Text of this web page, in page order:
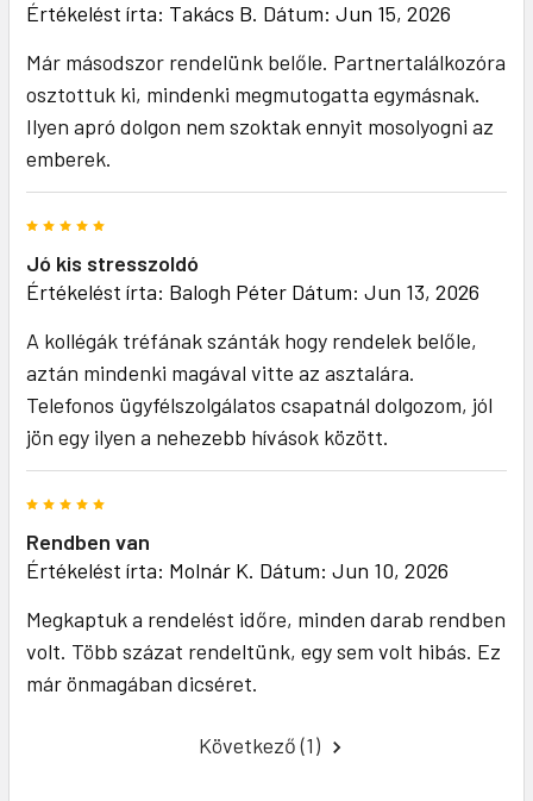
Értékelést írta: Takács B. Dátum: Jun 15, 2026
Már másodszor rendelünk belőle. Partnertalálkozóra
osztottuk ki, mindenki megmutogatta egymásnak.
Ilyen apró dolgon nem szoktak ennyit mosolyogni az
emberek.
Jó kis stresszoldó
Értékelést írta: Balogh Péter Dátum: Jun 13, 2026
A kollégák tréfának szánták hogy rendelek belőle,
aztán mindenki magával vitte az asztalára.
Telefonos ügyfélszolgálatos csapatnál dolgozom, jól
jön egy ilyen a nehezebb hívások között.
Rendben van
Értékelést írta: Molnár K. Dátum: Jun 10, 2026
Megkaptuk a rendelést időre, minden darab rendben
volt. Több százat rendeltünk, egy sem volt hibás. Ez
már önmagában dicséret.
Következő (1)